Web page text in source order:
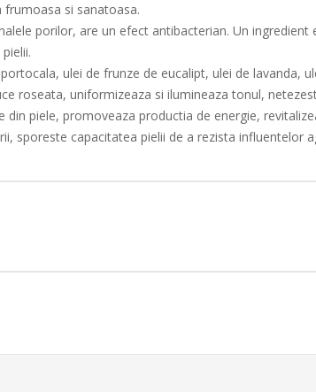
si sanatoasa.
porilor, are un efect antibacterian. Un
ulei de frunze de eucalipt, ulei de lavanda,
roseata, uniformizeaza si ilumineaza tonul,
piele, promoveaza productia de energie,
sporeste capacitatea pielii de a rezista influentelor